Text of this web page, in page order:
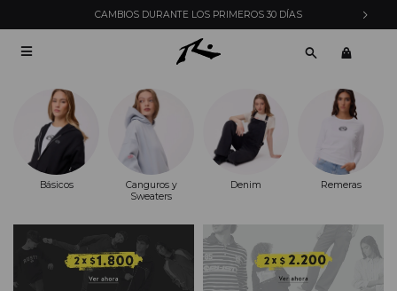
CAMBIOS DURANTE LOS PRIMEROS 30 DÍAS

Básicos
Canguros y
Sweaters
Denim Remeras